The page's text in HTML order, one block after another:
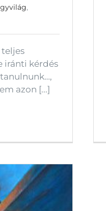
,
teljes
iránti kérdés
azon [...]